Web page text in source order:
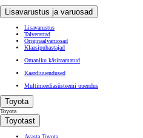
Lisavarustus ja varuosad
Lisavarustus
Talverattad
Originaalvaruosad
Klaasipuhastajad
Omaniku käsiraamatud
Kaardiuuendused
Multimeediasüsteemi uuendus
Toyota
Toyota
Toyotast
Avasta Toyota